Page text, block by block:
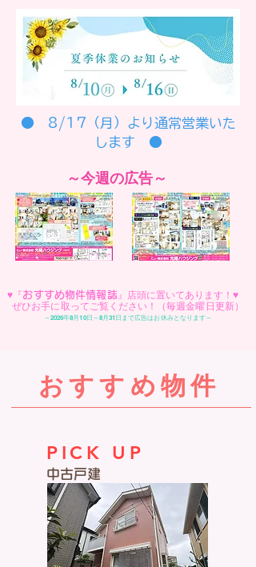
● 8/17（月）より通常営業いた
します ●
～今週の広告～
♥『おすすめ物件情報誌』店頭に置いてあります！♥
ぜひお手に取ってご覧ください！（毎週金曜日更新）
～2026年8月10日～8月31日まで広告はお休みとなります～
おすすめ物件
PICK UP
中古戸建